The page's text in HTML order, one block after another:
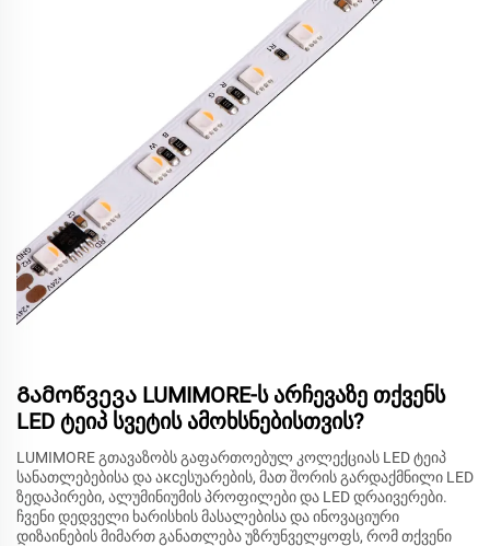
Გამოწვევა LUMIMORE-ს არჩევაზე თქვენს
LED ტეიპ სვეტის ამოხსნებისთვის?
LUMIMORE გთავაზობს გაფართოებულ კოლექციას LED ტეიპ
სანათლებებისა და აксესუარების, მათ შორის გარდაქმნილი LED
ზედაპირები, ალუმინიუმის პროფილები და LED დრაივერები.
ჩვენი დედველი ხარისხის მასალებისა და ინოვაციური
დიზაინების მიმართ განათლება უზრუნველყოფს, რომ თქვენი